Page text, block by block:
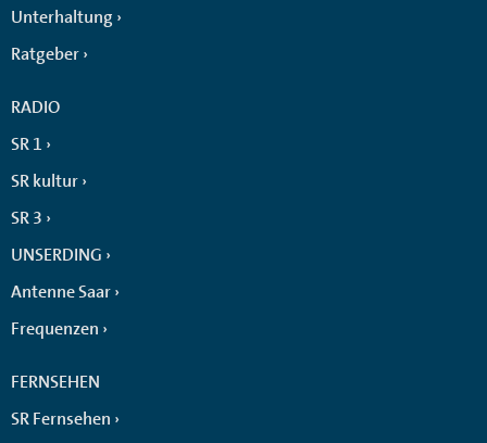
Unterhaltung
Ratgeber
RADIO
SR 1
SR kultur
SR 3
UNSERDING
Antenne Saar
Frequenzen
FERNSEHEN
SR Fernsehen